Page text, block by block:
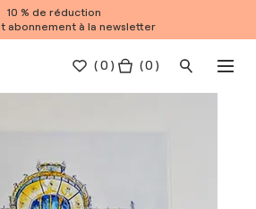
10 % de réduction
abonnement à la newsletter
(0 ) ( 0 )